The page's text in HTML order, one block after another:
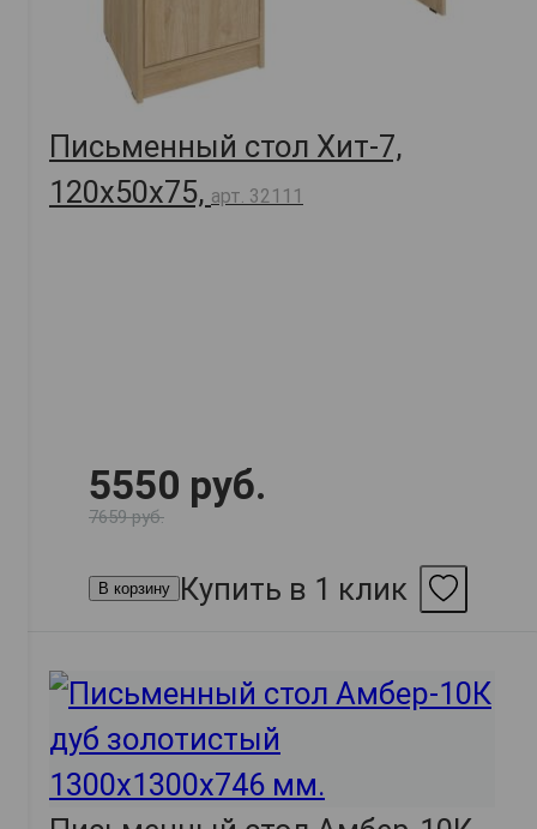
Письменный стол Хит-7,
120х50х75, арт. 32111
5550 руб.
7659 руб.
В корзину Купить в 1 клик